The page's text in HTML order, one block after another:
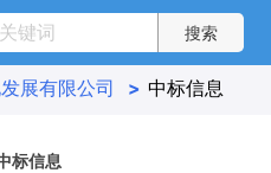
展有限公司 > 中标信息
标信息